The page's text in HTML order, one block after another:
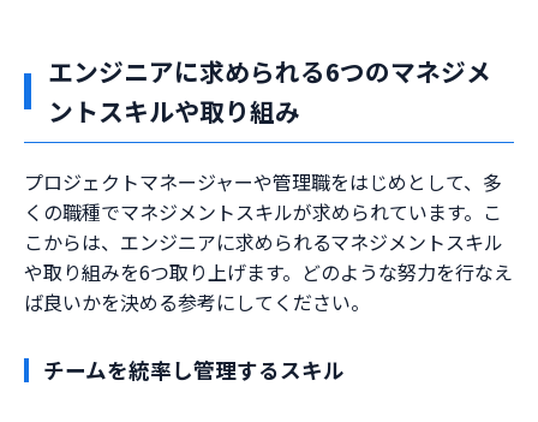
エンジニアに求められる6つのマネジメ
ントスキルや取り組み
プロジェクトマネージャーや管理職をはじめとして、多
くの職種でマネジメントスキルが求められています。こ
こからは、エンジニアに求められるマネジメントスキル
や取り組みを6つ取り上げます。どのような努力を行なえ
ば良いかを決める参考にしてください。
チームを統率し管理するスキル